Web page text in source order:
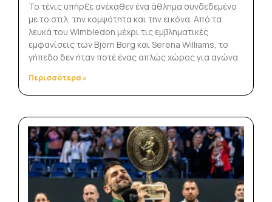
Το τένις υπήρξε ανέκαθεν ένα άθλημα συνδεδεμένο
με το στιλ, την κομψότητα και την εικόνα. Από τα
λευκά του Wimbledon μέχρι τις εμβληματικές
εμφανίσεις των Björn Borg και Serena Williams, το
γήπεδο δεν ήταν ποτέ ένας απλώς χώρος για αγώνα.
Περισσότερα »